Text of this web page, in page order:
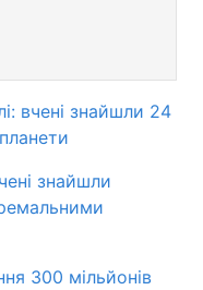
вчені знайшли 24
знайшли
300 мільйонів